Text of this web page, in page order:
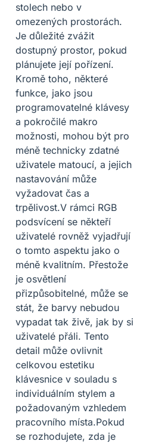
stolech nebo v
omezených prostorách.
Je důležité zvážit
dostupný prostor, pokud
plánujete její pořízení.
Kromě toho, některé
funkce, jako jsou
programovatelné klávesy
a pokročilé makro
možnosti, mohou být pro
méně technicky zdatné
uživatele matoucí, a jejich
nastavování může
vyžadovat čas a
trpělivost.V rámci RGB
podsvícení se někteří
uživatelé rovněž vyjadřují
o tomto aspektu jako o
méně kvalitním. Přestože
je osvětlení
přizpůsobitelné, může se
stát, že barvy nebudou
vypadat tak živě, jak by si
uživatelé přáli. Tento
detail může ovlivnit
celkovou estetiku
klávesnice v souladu s
individuálním stylem a
požadovaným vzhledem
pracovního místa.Pokud
se rozhodujete, zda je